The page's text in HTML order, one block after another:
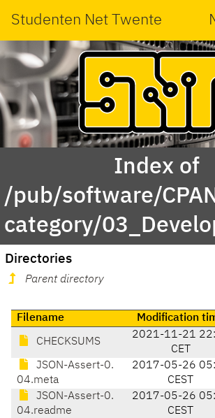
Studenten Net Twente
Index of
/pub/software/
category/
Directories
Parent directory
Filename Modification
CHECKSUMS
2021-11-21
CET
JSON-Assert-0.
04.meta
2017-05-26
CEST
JSON-Assert-0.
04.readme
2017-05-26
CEST